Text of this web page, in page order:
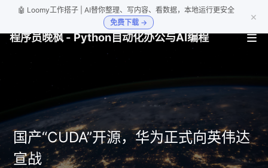
🤖 Loomy工作搭子 | AI替你整理、写内容、看数据，本地运行更安全
免费下载 →
×
程序员晚枫 - Python自动化办公与AI编程
国产“CUDA”开源，华为正式向英伟达
宣战